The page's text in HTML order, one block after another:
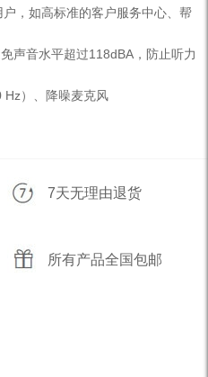
，如高标准的客户服务中心、帮
声音水平超过118dBA，防止听力
Hz）、降噪麦克风
7天无理由退货
所有产品全国包邮